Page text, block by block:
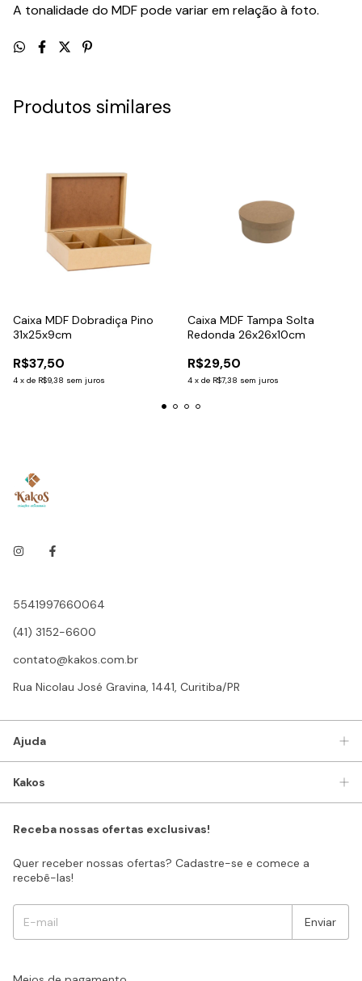
A tonalidade do MDF pode variar em relação à foto.
Produtos similares
Caixa MDF Dobradiça Pino
31x25x9cm
R$37,50
4 x de R$9,38 sem juros
Caixa MDF Tampa Solta
Redonda 26x26x10cm
R$29,50
4 x de R$7,38 sem juros
5541997660064
(41) 3152-6600
contato@kakos.com.br
Rua Nicolau José Gravina, 1441, Curitiba/PR
Ajuda
Kakos
Receba nossas ofertas exclusivas!
Quer receber nossas ofertas? Cadastre-se e comece a
recebê-las!